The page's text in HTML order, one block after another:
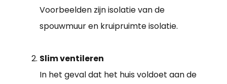
Voorbeelden zijn isolatie van de
spouwmuur en kruipruimte isolatie.
Slim ventileren
In het geval dat het huis voldoet aan de